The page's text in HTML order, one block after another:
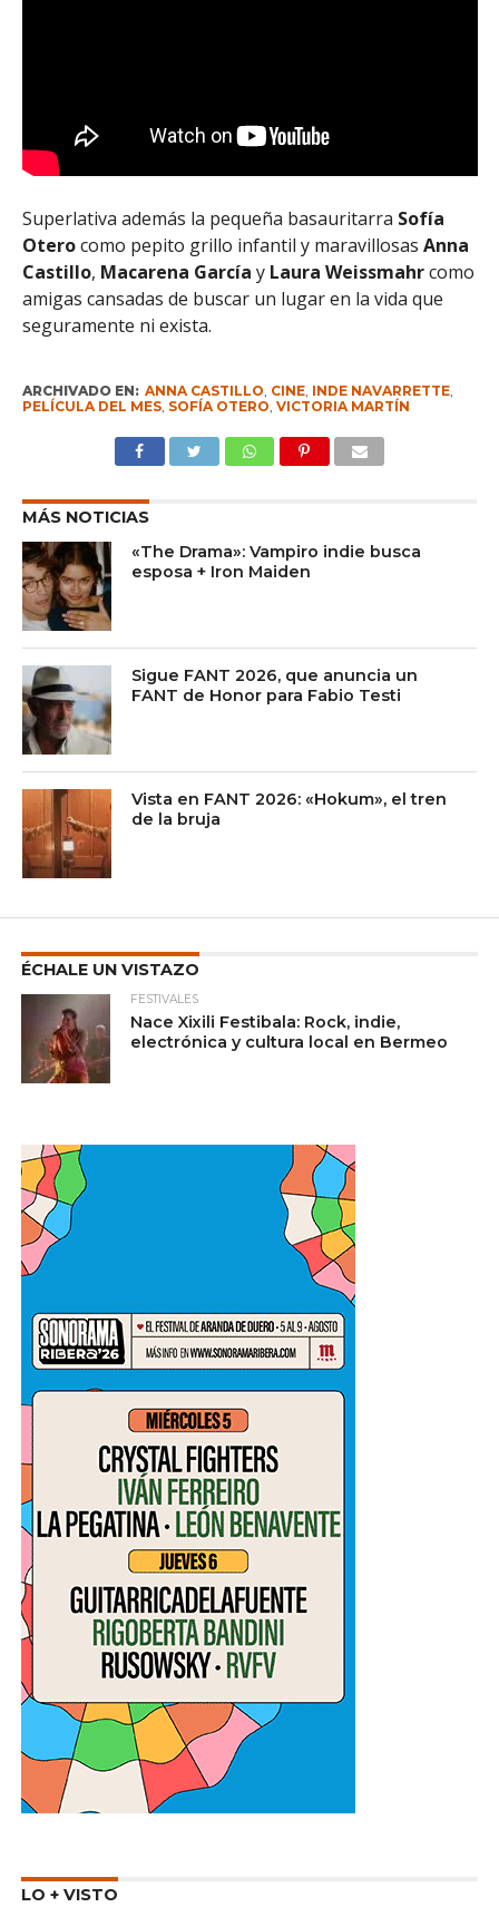
Superlativa además la pequeña basauritarra Sofía
Oterocomo pepito grillo infantil y maravillosas Anna
Castillo, Macarena García y Laura Weissmahrcomo
amigas cansadas de buscar un lugar en la vida que
seguramente ni exista.
ARCHIVADO EN: ANNA CASTILLO, CINE, INDE NAVARRETTE,
PELÍCULA DEL MES, SOFÍA OTERO, VICTORIA MARTÍN
MÁS NOTICIAS
«The Drama»: Vampiro indie busca
esposa + Iron Maiden
Sigue FANT 2026, que anuncia un
FANT de Honor para Fabio Testi
Vista en FANT 2026: «Hokum», el tren
de la bruja
ÉCHALE UN VISTAZO
FESTIVALES
Nace Xixili Festibala: Rock, indie,
electrónica y cultura local en Bermeo
LO + VISTO